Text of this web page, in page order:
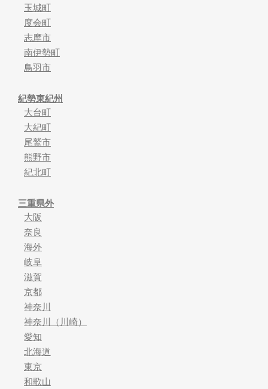
玉城町
度会町
志摩市
南伊勢町
鳥羽市
紀勢東紀州
大台町
大紀町
尾鷲市
熊野市
紀北町
三重県外
大阪
奈良
海外
岐阜
滋賀
京都
神奈川
神奈川（川崎）
愛知
北海道
東京
和歌山